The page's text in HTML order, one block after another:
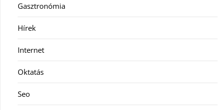
Gasztronómia
Hírek
Internet
Oktatás
Seo